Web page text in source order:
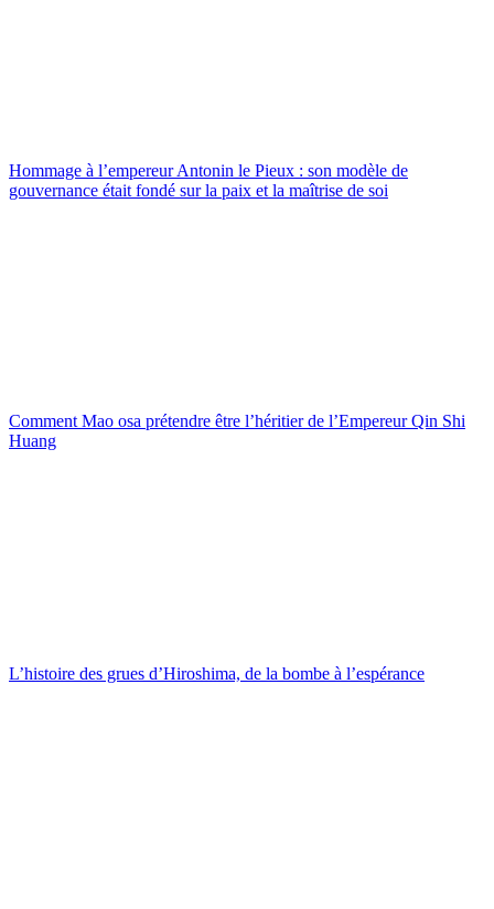
Hommage à l’empereur Antonin le Pieux : son modèle de
gouvernance était fondé sur la paix et la maîtrise de soi
Comment Mao osa prétendre être l’héritier de l’Empereur Qin Shi
Huang
L’histoire des grues d’Hiroshima, de la bombe à l’espérance